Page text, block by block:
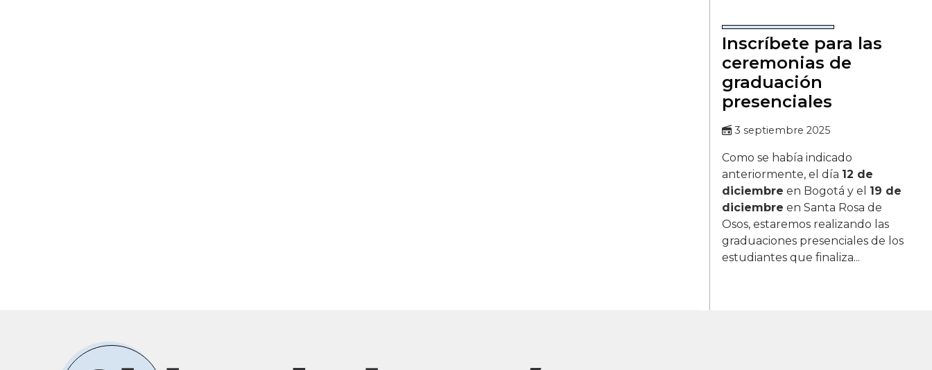
Inscríbete para las
ceremonias de
graduación
presenciales
3 septiembre 2025
Como se había indicado
anteriormente, el día 12 de
diciembre en Bogotá y el 19 de
diciembre en Santa Rosa de
Osos, estaremos realizando las
graduaciones presenciales de los
estudiantes que finaliza...